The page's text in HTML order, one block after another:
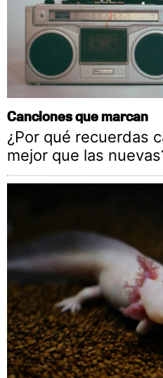
Canciones que marcan
¿Por qué recuerdas
mejor que las